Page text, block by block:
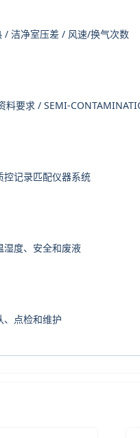
/ 洁净室压差 / 风速/换气次数
料要求 / SEMI-
控记录匹配仪器系统
湿度、安全和废液
、点检和维护